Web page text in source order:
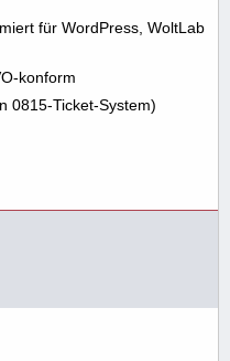
für WordPress, WoltLab
konform
0815-Ticket-System)